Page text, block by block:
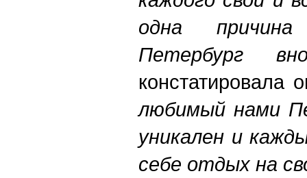
одна
Петербург
любимый нами
уникален и
себе отдых на